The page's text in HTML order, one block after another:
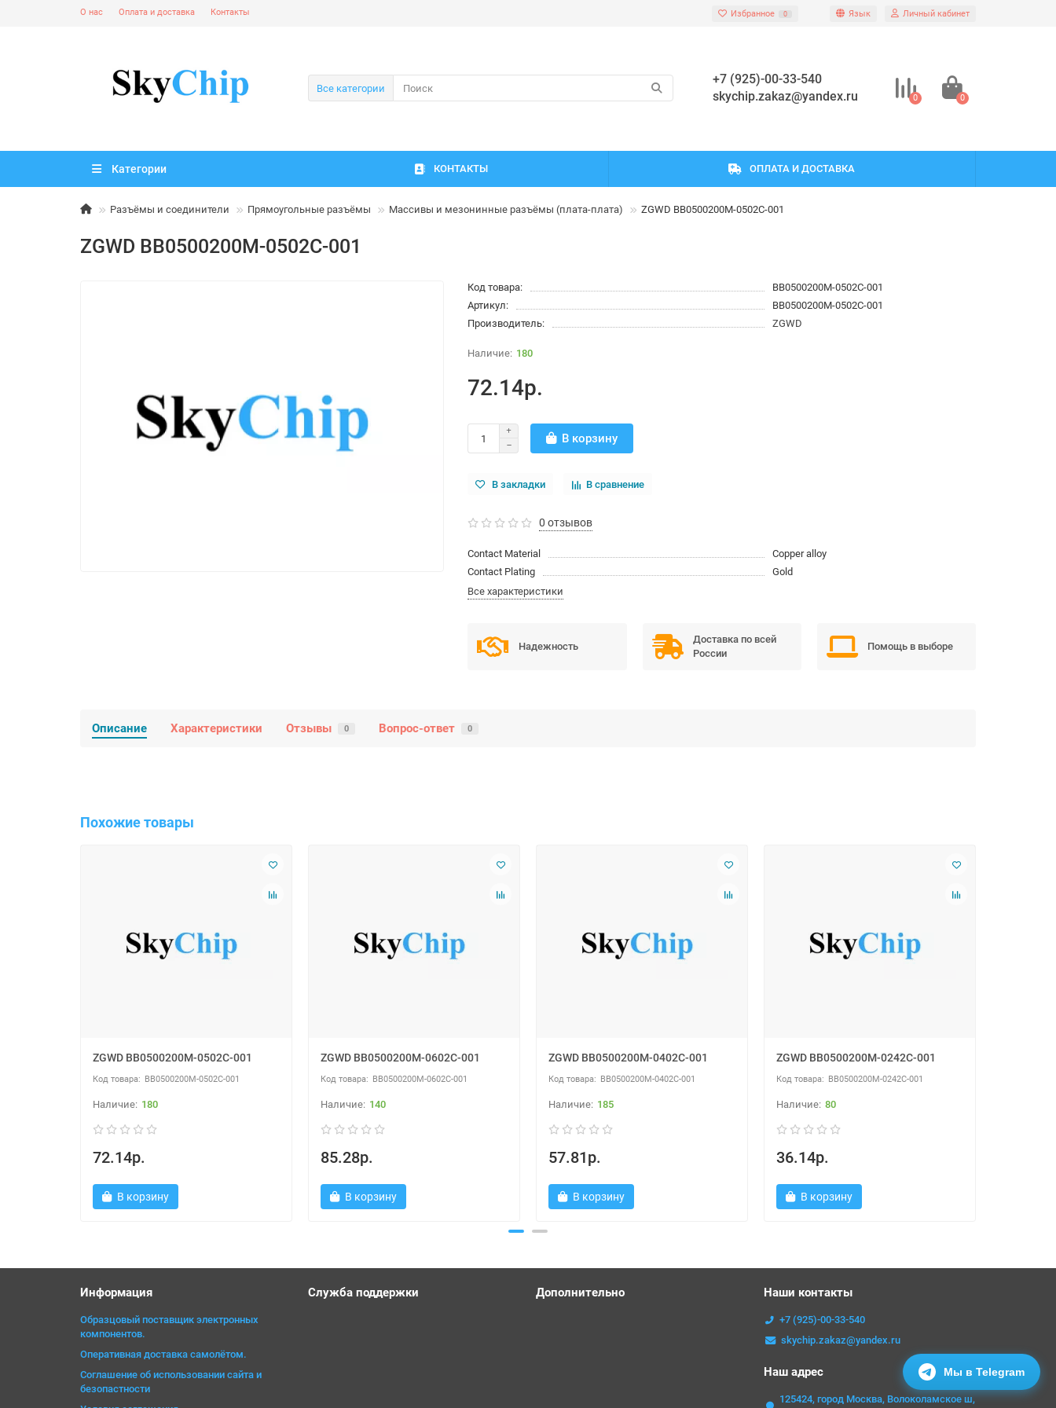
Мы в Telegram
О нас Оплата и доставка Контакты Избранное 0 Язык Личный кабинет
Все категории
+7 (925)-00-33-540
skychip.zakaz@yandex.ru
0 0
Категории КОНТАКТЫ ОПЛАТА И ДОСТАВКА
Разъёмы и соединители Прямоугольные разъёмы Массивы и мезонинные разъёмы (плата-плата) ZGWD BB0500200M-0502C-001
ZGWD BB0500200M-0502C-001
Код товара:
BB0500200M-0502C-001
Артикул:
BB0500200M-0502C-001
Производитель:
ZGWD
180
72.14р.
В корзину
В закладки В сравнение
0 отзывов
Contact Material
Copper alloy
Contact Plating
Gold
Все характеристики
Надежность
Доставка по всей
России
Помощь в выборе
Описание Характеристики Отзывы 0 Вопрос-ответ 0
Похожие товары
ZGWD BB0500200M-0502C-001
BB0500200M-0502C-001
180
72.14р.
В корзину
ZGWD BB0500200M-0602C-001
BB0500200M-0602C-001
140
85.28р.
В корзину
ZGWD BB0500200M-0402C-001
BB0500200M-0402C-001
185
57.81р.
В корзину
ZGWD BB0500200M-0242C-001
BB0500200M-0242C-001
80
36.14р.
В корзину
Информация
Образцовый поставщик электронных
компонентов.
Оперативная доставка самолётом.
Соглашение об использовании сайта и
безопастности
Служба поддержки Дополнительно Наши контакты
+7 (925)-00-33-540
skychip.zakaz@yandex.ru
Наш адрес
125424, город Москва, Волоколамское ш,